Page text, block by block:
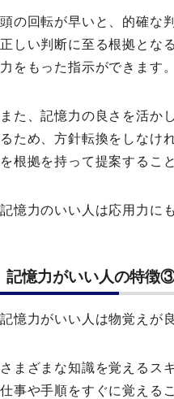
頭の回転が早いと、的確な
正しい判断に至る根拠とな
力をもった指示ができます。
また、記憶力の良さを活か
るため、方針転換をしなけ
を根拠を持って提案するこ
記憶力のいい人は応用力に
記憶力がいい人の特徴
記憶力がいい人は物覚えが
さまざまな知識を覚えるス
仕事や手順をすぐに覚える